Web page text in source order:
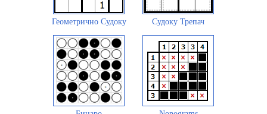
Геометрично Судоку Судоку Трепач